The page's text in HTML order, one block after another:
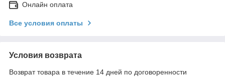
Онлайн оплата
Все условия оплаты
Условия возврата
Возврат товара в течение 14 дней по договоренности